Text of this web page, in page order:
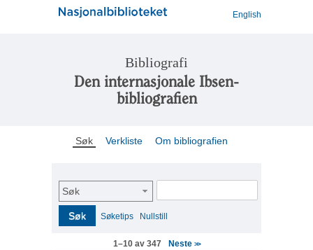
English
Bibliografi
Den internasjonale Ibsen-
bibliografien
Søk Verkliste Om bibliografien
Søk
Søk Søketips Nullstill
1–10 av 347 Neste >>